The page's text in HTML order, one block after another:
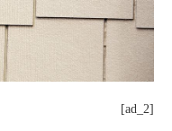
[ad_2]